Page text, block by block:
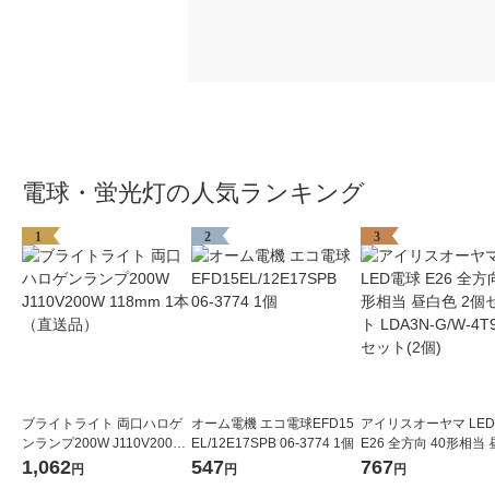
電球・蛍光灯の人気ランキング
1
ブライトライト 両口ハロゲ
ンランプ200W J110V200W
118mm 1本（直送品）
1,062円
2
オーム電機 エコ電球EFD15
EL/12E17SPB 06-3774 1個
547円
3
アイリスオーヤマ
E26 全方向 40形相当
2個セット LDA3N-G/
767円